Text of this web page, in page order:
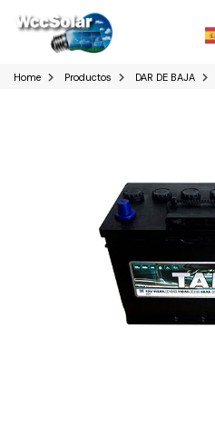
Home Productos DAR DE BAJA